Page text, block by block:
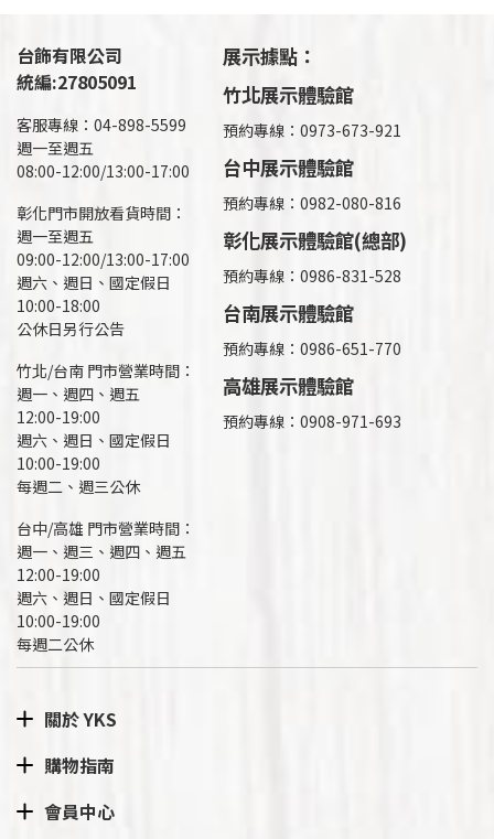
台飾有限公司
統編:27805091
客服專線：04-898-5599
週一至週五
08:00-12:00/13:00-17:00
彰化門市開放看貨時間：
週一至週五
09:00-12:00/13:00-17:00
週六、週日、國定假日
10:00-18:00
公休日另行公告
竹北/台南 門市營業時間：
週一、週四、週五
12:00-19:00
週六、週日、國定假日
10:00-19:00
每週二、週三公休
台中/高雄 門市營業時間：
週一、週三、週四、週五
12:00-19:00
週六、週日、國定假日
10:00-19:00
每週二公休
展示據點：
竹北展示體驗館
預約專線：0973-673-921
台中展示體驗館
預約專線：0982-080-816
彰化展示體驗館(總部)
預約專線： 0986-831-528
台南展示體驗館
預約專線：0986-651-770
高雄展示體驗館
預約專線： 0908-971-693
關於 YKS
購物指南
會員中心